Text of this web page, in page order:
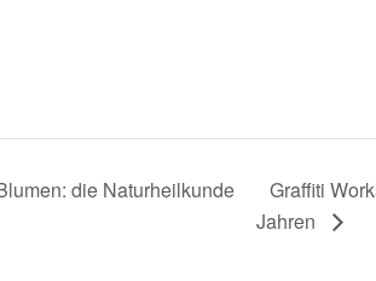
die Naturheilkunde
Graffiti
Jahren